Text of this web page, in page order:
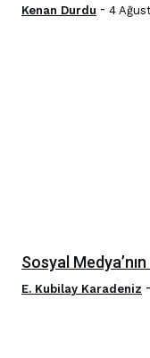
Kenan Durdu - 4
Sosyal
E. Kubilay Karadeniz -